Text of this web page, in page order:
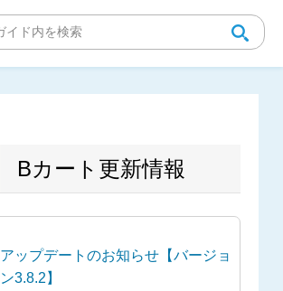
Bカート更新情報
アップデートのお知らせ【バージョ
ン3.8.2】